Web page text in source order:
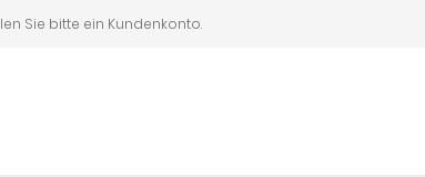
Sie bitte ein Kundenkonto.